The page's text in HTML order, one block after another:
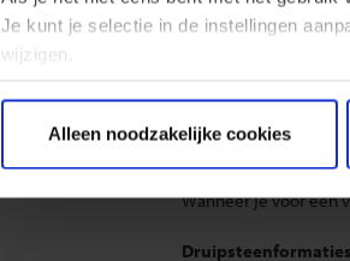
Je kunt je selectie in de instellingen
wijzigen.
Alleen noodzakelijke cookies
hier tot rust op
uitbundige bevolking
dorpjes
buiten Rio
Brazilië.
Wanneer je voor een
Druipsteenformaties